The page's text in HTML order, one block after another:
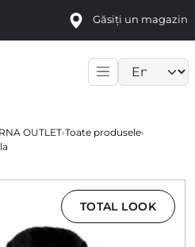
Găsiți un magazin
OUTLET›Toate produsele›
TOTAL LOOK